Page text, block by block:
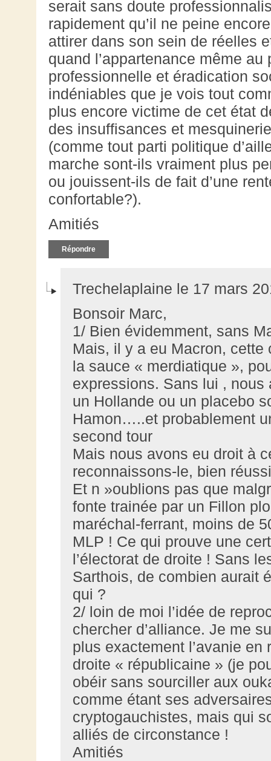
serait sans doute
rapidement qu’il ne peine
attirer dans son sein de réelles
quand l’appartenance même
professionnelle et éradication
indéniables que je vois tout
plus encore victime de cet état
des insuffisances et
(comme tout parti politique
marche sont-ils vraiment plus
ou jouissent-ils de fait d’une
confortable?).
Amitiés
Répondre
Trechelaplaine le 17 mars
Bonsoir Marc,
1/ Bien évidemment, sans
Mais, il y a eu Macron,
la sauce « merdiatique »,
expressions. Sans lui ,
un Hollande ou un placebo
Hamon…..et probablement
second tour
Mais nous avons eu droit à
reconnaissons-le, bien
Et n »oublions pas que
fonte trainée par un Fillon
maréchal-ferrant, moins de
MLP ! Ce qui prouve une
l’électorat de droite ! Sans
Sarthois, de combien aurait
qui ?
2/ loin de moi l’idée de
chercher d’alliance. Je me
plus exactement l’avanie
droite « républicaine » (je
obéir sans sourciller aux
comme étant ses
cryptogauchistes, mais qui
alliés de circonstance !
Amitiés